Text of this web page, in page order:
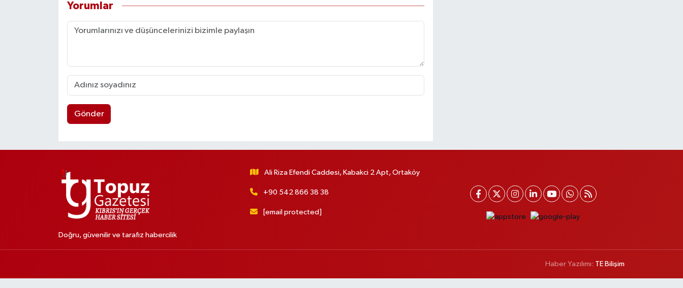
Yorumlar
Gönder
Doğru, güvenilir ve tarafız habercilik
Ali Riza Efendi Caddesi, Kabakci 2 Apt, Ortaköy
+90 542 866 38 38
[email protected]
Haber Yazılımı: TE Bilişim